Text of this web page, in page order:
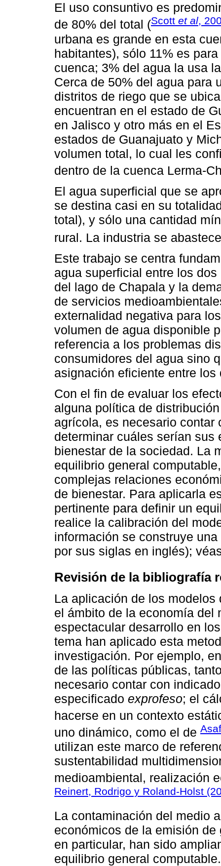
El uso consuntivo es
de 80% del total (Scott et al,
urbana es grande en esta
habitantes), sólo 11% es
cuenca; 3% del agua la usa
Cerca de 50% del agua para
distritos de riego que se
encuentran en el estado de
en Jalisco y otro más en el
estados de Guanajuato y
volumen total, lo cual les
dentro de la cuenca Lerma-
El agua superficial que se
se destina casi en su
total), y sólo una cantidad
rural. La industria se
Este trabajo se centra
agua superficial entre los
del lago de Chapala y la
de servicios
externalidad negativa para
volumen de agua disponible
referencia a los problemas
consumidores del agua sino
asignación eficiente entre
Con el fin de evaluar los
alguna política de
agrícola, es necesario contar
determinar cuáles serían
bienestar de la sociedad. La
equilibrio general
complejas relaciones
de bienestar. Para aplicarla
pertinente para definir un
realice la calibración del
información se construye
por sus siglas en inglés);
Revisión de la bibliografía
La aplicación de los
el ámbito de la economía del
espectacular desarrollo en
tema han aplicado esta
investigación. Por ejemplo,
de las políticas públicas,
necesario contar con
especificado exprofeso; el
hacerse en un contexto
uno dinámico, como el de
utilizan este marco de
sustentabilidad
medioambiental, realización
Reinert, Rodrigo y Roland-Holst
La contaminación del medio
económicos de la emisión
en particular, han sido
equilibrio general